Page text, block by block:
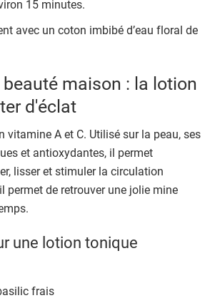
15 minutes.
avec un coton imbibé d’eau floral de
maison : la lotion
d'éclat
vitamine A et C. Utilisé sur la peau, ses
et antioxydantes, il permet
lisser et stimuler la circulation
permet de retrouver une jolie mine
une lotion tonique
frais